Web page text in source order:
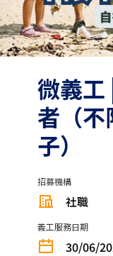
微義工
者（不
子）
招募機構
社職
義工服務日期
30/06/